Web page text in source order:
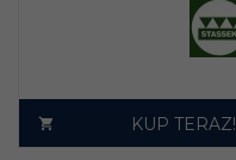
KUP TERAZ!